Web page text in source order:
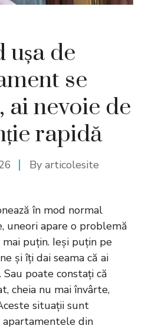
ușa de
se
ai nevoie de
rapidă
By articolesite
în mod normal
uneori apare o problemă
puțin. Ieși puțin pe
și îți dai seama că ai
poate constați că
cheia nu mai învârte,
situații sunt
apartamentele din